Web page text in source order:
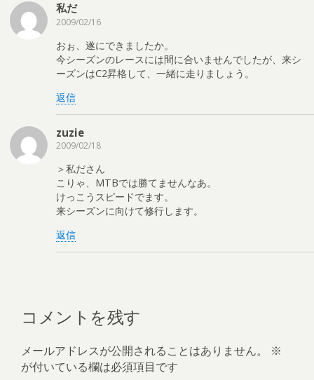
私だ
2009/02/16
おぉ、遂にできましたか。
今シーズンのレースには間に合いませんでしたが、来シ
ーズンはC2昇格して、一緒に走りましょう。
返信
zuzie
2009/02/18
＞私ださん
こりゃ、MTBでは勝てませんなあ。
けっこうスピードでます。
来シーズンに向けて修行します。
返信
コメントを残す
メールアドレスが公開されることはありません。
※
が付いている欄は必須項目です